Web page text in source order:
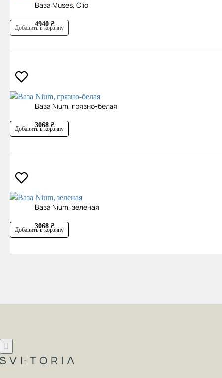
Ваза Muses, Clio
4940 ₴
Добавить в корзину
Ваза Nium, грязно-белая
3068 ₴
Добавить в корзину
Ваза Nium, зеленая
3068 ₴
Добавить в корзину